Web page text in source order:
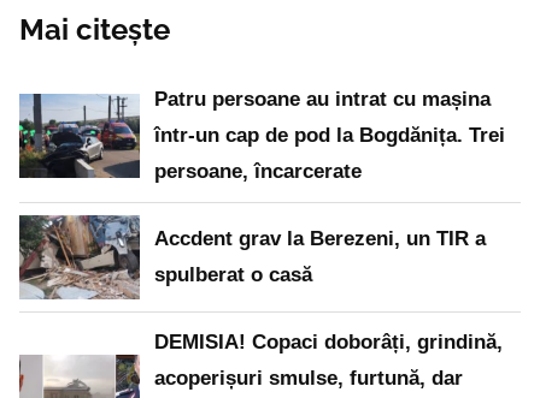
Mai citește
Patru persoane au intrat cu mașina
într-un cap de pod la Bogdănița. Trei
persoane, încarcerate
Accdent grav la Berezeni, un TIR a
spulberat o casă
DEMISIA! Copaci doborâți, grindină,
acoperișuri smulse, furtună, dar